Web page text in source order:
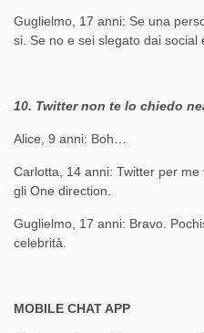
Guglielmo, 17 anni: Se una
si. Se no e sei slegato dai social
10. Twitter non te lo chiedo
Alice, 9 anni: Boh…
Carlotta, 14 anni: Twitter per
gli One direction.
Guglielmo, 17 anni: Bravo.
celebrità.
MOBILE CHAT APP